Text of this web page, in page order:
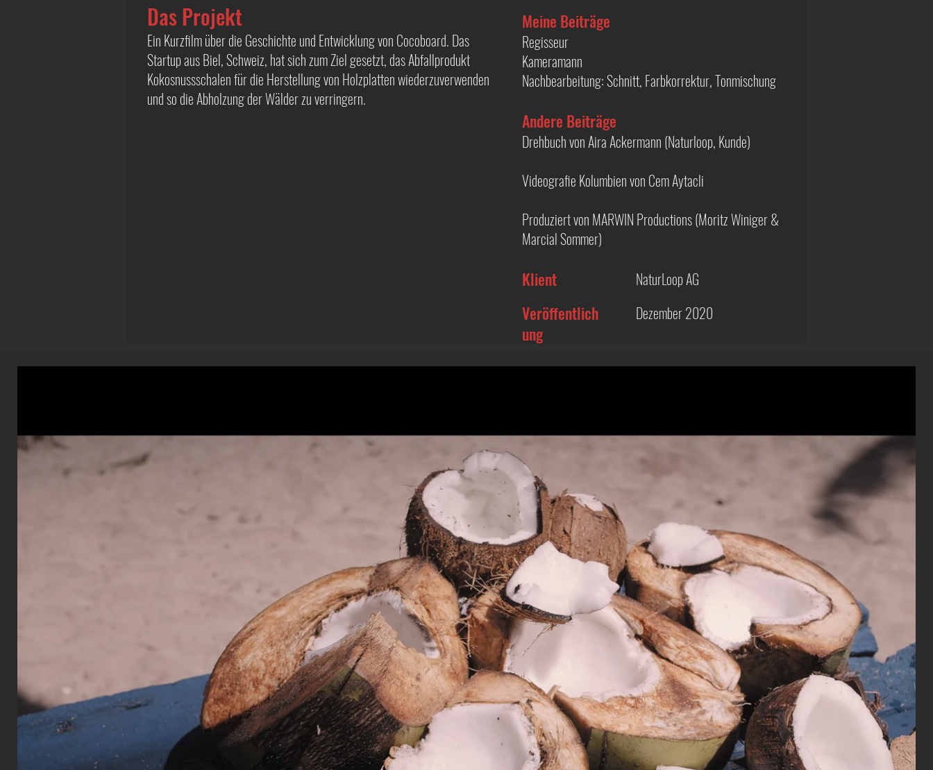
Das Projekt
Ein Kurzfilm über die Geschichte und Entwicklung von Cocoboard. Das
Startup aus Biel, Schweiz, hat sich zum Ziel gesetzt, das Abfallprodukt
Kokosnussschalen für die Herstellung von Holzplatten wiederzuverwenden
und so die Abholzung der Wälder zu verringern.
Meine Beiträge
Regisseur
Kameramann
Nachbearbeitung: Schnitt, Farbkorrektur, Tonmischung
Andere Beiträge
Drehbuch von Aira Ackermann (Naturloop, Kunde)
Videografie Kolumbien von Cem Aytacli
Produziert von MARWIN Productions (Moritz Winiger &
Marcial Sommer)
Klient
Veröffentlich
ung
NaturLoop AG
Dezember 2020